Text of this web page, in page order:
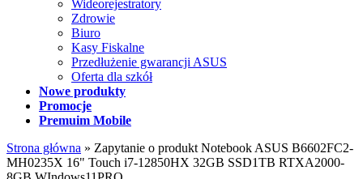
Wideorejestratory
Zdrowie
Biuro
Kasy Fiskalne
Przedłużenie gwarancji ASUS
Oferta dla szkół
Nowe produkty
Promocje
Premuim Mobile
Strona główna » Zapytanie o produkt Notebook ASUS B6602FC2-
MH0235X 16" Touch i7-12850HX 32GB SSD1TB RTXA2000-